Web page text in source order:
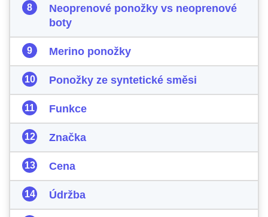
Neoprenové ponožky vs neoprenové
boty
Merino ponožky
Ponožky ze syntetické směsi
Funkce
Značka
Cena
Údržba